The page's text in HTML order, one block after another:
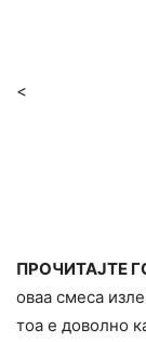
<
ПРОЧИТАЈТЕ
оваа смеса
тоа е доволно